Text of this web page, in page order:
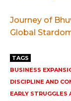
Journey of
Global
TAGS
BUSINESS
DISCIPLINE AND
EARLY STRUGGLES